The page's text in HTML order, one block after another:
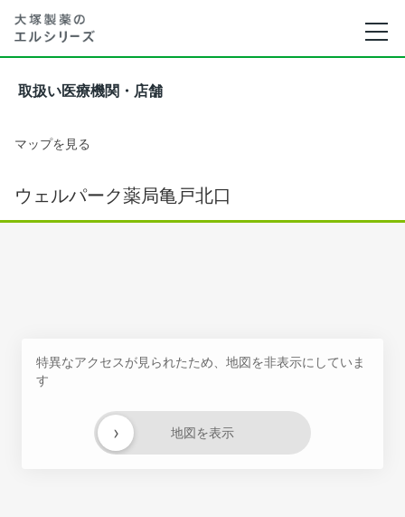
取扱い医療機関・店舗
マップを見る
ウェルパーク薬局亀戸北口
特異なアクセスが見られたため、地図を非表示にしていま
す
地図を表示
›